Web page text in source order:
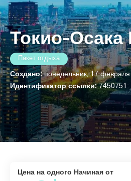
Токио-Осака
Пакет отдыха
Создано:понедельник, 17 февраля
Идентификатор ссылки:7450751
Цена на одного Начиная от